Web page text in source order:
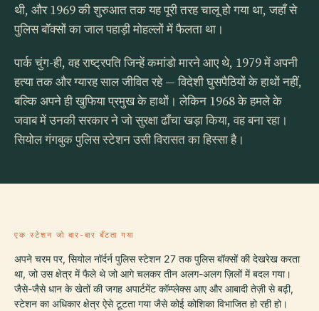
थी, और 1969 की शुरुआत तक यह पूरी तरह चालू हो गया था, जहाँ से
पुलिस बॉक्सों का जाल पहाड़ी मोहल्लों में फैलता था।
पार्क चुंग-ही, वह राष्ट्रपति जिन्हें कमांडो मारने आए थे, 1979 में अपनी
हत्या तक और ग्यारह साल जीवित रहे — विदेशी घुसपैठियों के हाथों नहीं,
बल्कि अपने ही खुफिया प्रमुख के हाथों। लेकिन 1968 के हमले के
जवाब में उनकी सरकार ने जो सुरक्षा ढाँचा खड़ा किया, वह बना रहा।
सियोल गंगबुक पुलिस स्टेशन उसी विरासत का हिस्सा है।
एक स्टेशन जो बार-बार बँटता गया
अपने चरम पर, सियोल नॉर्दर्न पुलिस स्टेशन 27 तक पुलिस बॉक्सों की देखरेख करता
था, जो उस क्षेत्र में फैले थे जो आगे चलकर तीन अलग-अलग ज़िलों में बदल गया।
जैसे-जैसे धान के खेतों की जगह अपार्टमेंट कॉम्प्लेक्स आए और आबादी तेज़ी से बढ़ी,
स्टेशन का अधिकार क्षेत्र ऐसे टूटता गया जैसे कोई कोशिका विभाजित हो रही हो।